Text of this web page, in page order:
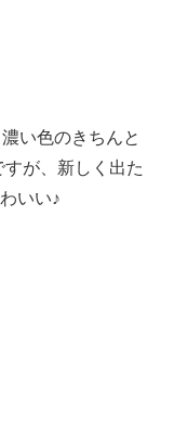
い色のきちんと
が、新しく出た
いい♪